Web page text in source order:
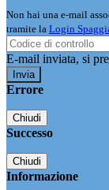
Non hai una e-mail
tramite la Login
E-mail inviata, si
Errore
Chiudi
Successo
Chiudi
Informazione